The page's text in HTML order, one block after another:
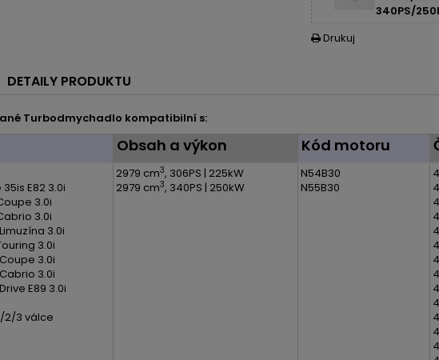
340PS/
 Drukuj
DETAILY PRODUKTU
Turbodmychadlo kompatibilní s:
Obsah a výkon Kód motoru
E82 3.0i
3.0i
3.0i
3.0i
3.0i
3.0i
3.0i
E89 3.0i
2/3 válce
2979 cm3, 306PS | 225kW
2979 cm3, 340PS | 250kW
N54B30
N55B30